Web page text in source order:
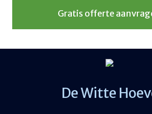
Gratis offerte
De Witte